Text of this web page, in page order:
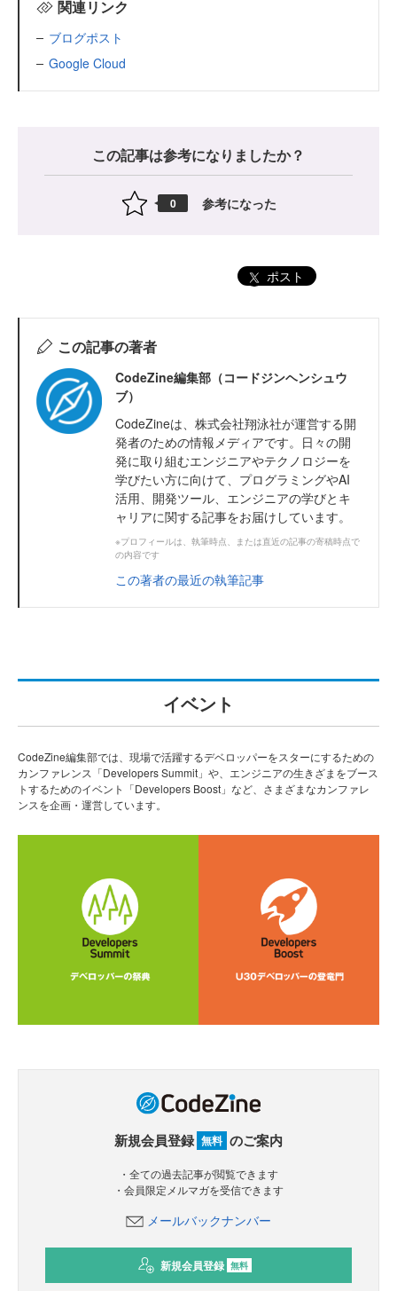
関連リンク
ブログポスト
Google Cloud
この記事は参考になりましたか？
0 参考になった
ポスト
この記事の著者
CodeZine編集部（コードジンヘンシュウ
ブ）
CodeZineは、株式会社翔泳社が運営する開
発者のための情報メディアです。日々の開
発に取り組むエンジニアやテクノロジーを
学びたい方に向けて、プログラミングやAI
活用、開発ツール、エンジニアの学びとキ
ャリアに関する記事をお届けしています。
※プロフィールは、執筆時点、または直近の記事の寄稿時点で
の内容です
この著者の最近の執筆記事
イベント
CodeZine編集部では、現場で活躍するデベロッパーをスターにするための
カンファレンス「Developers Summit」や、エンジニアの生きざまをブース
トするためのイベント「Developers Boost」など、さまざまなカンファレ
ンスを企画・運営しています。
新規会員登録 無料 のご案内
・全ての過去記事が閲覧できます
・会員限定メルマガを受信できます
メールバックナンバー
新規会員登録 無料